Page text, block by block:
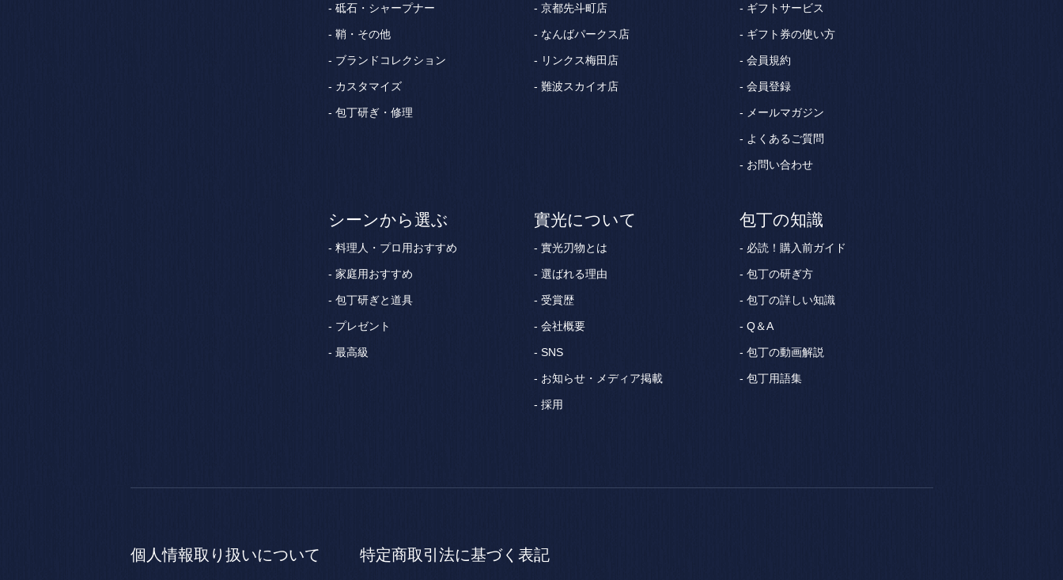
砥石・シャープナー
鞘・その他
ブランドコレクション
カスタマイズ
包丁研ぎ・修理
京都先斗町店
なんばパークス店
リンクス梅田店
難波スカイオ店
ギフトサービス
ギフト券の使い方
会員規約
会員登録
メールマガジン
よくあるご質問
お問い合わせ
シーンから選ぶ
料理人・プロ用おすすめ
家庭用おすすめ
包丁研ぎと道具
プレゼント
最高級
實光について
實光刃物とは
選ばれる理由
受賞歴
会社概要
SNS
お知らせ・メディア掲載
採用
包丁の知識
必読！購入前ガイド
包丁の研ぎ方
包丁の詳しい知識
Q＆A
包丁の動画解説
包丁用語集
個人情報取り扱いについて 特定商取引法に基づく表記